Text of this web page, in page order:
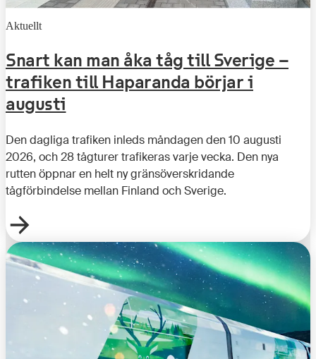
Aktuellt
Snart kan man åka tåg till Sverige –
trafiken till Haparanda börjar i
augusti
Den dagliga trafiken inleds måndagen den 10 augusti
2026, och 28 tågturer trafikeras varje vecka. Den nya
rutten öppnar en helt ny gränsöverskridande
tågförbindelse mellan Finland och Sverige.